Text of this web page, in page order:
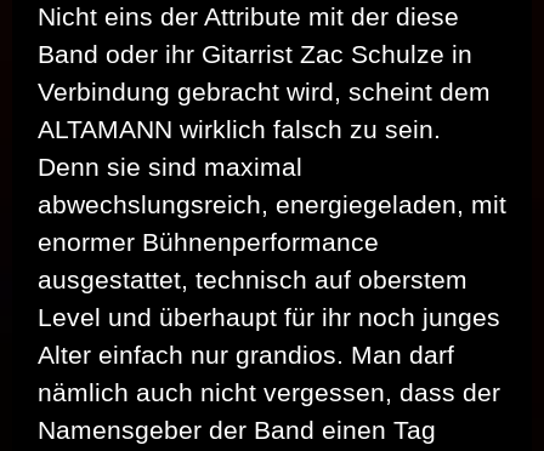
Nicht eins der Attribute mit der diese
Band oder ihr Gitarrist Zac Schulze in
Verbindung gebracht wird, scheint dem
ALTAMANN wirklich falsch zu sein.
Denn sie sind maximal
abwechslungsreich, energiegeladen, mit
enormer Bühnenperformance
ausgestattet, technisch auf oberstem
Level und überhaupt für ihr noch junges
Alter einfach nur grandios. Man darf
nämlich auch nicht vergessen, dass der
Namensgeber der Band einen Tag